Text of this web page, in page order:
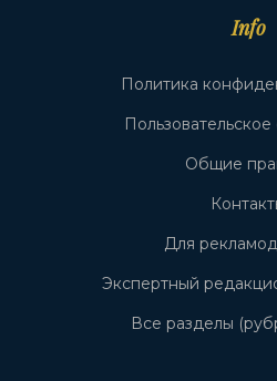
Info
Политика
Общие
Для
Экспертный
Все разделы